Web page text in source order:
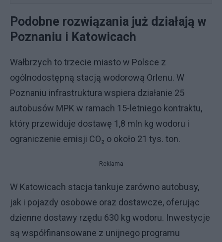
Podobne rozwiązania już działają w
Poznaniu i Katowicach
Wałbrzych to trzecie miasto w Polsce z
ogólnodostępną stacją wodorową Orlenu. W
Poznaniu infrastruktura wspiera działanie 25
autobusów MPK w ramach 15-letniego kontraktu,
który przewiduje dostawę 1,8 mln kg wodoru i
ograniczenie emisji CO₂ o około 21 tys. ton.
Reklama
W Katowicach stacja tankuje zarówno autobusy,
jak i pojazdy osobowe oraz dostawcze, oferując
dzienne dostawy rzędu 630 kg wodoru. Inwestycje
są współfinansowane z unijnego programu